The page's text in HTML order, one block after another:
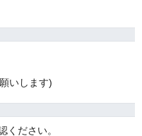
いします)
ください。